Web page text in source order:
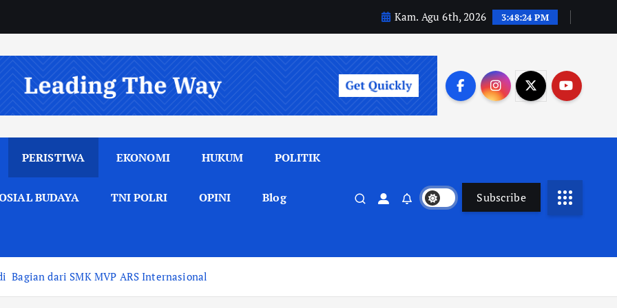
Kam. Agu 6th, 2026 3:48:26 PM
PERISTIWA EKONOMI HUKUM POLITIK
BUDAYA TNI POLRI OPINI Blog Subscribe
Bagian dari SMK MVP ARS Internasional